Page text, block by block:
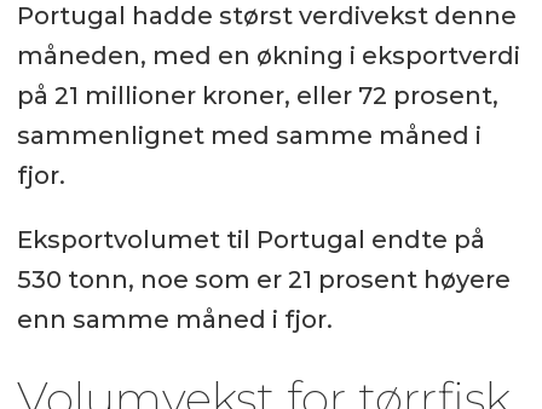
Portugal hadde størst verdivekst denne
måneden, med en økning i eksportverdi
på 21 millioner kroner, eller 72 prosent,
sammenlignet med samme måned i
fjor.
Eksportvolumet til Portugal endte på
530 tonn, noe som er 21 prosent høyere
enn samme måned i fjor.